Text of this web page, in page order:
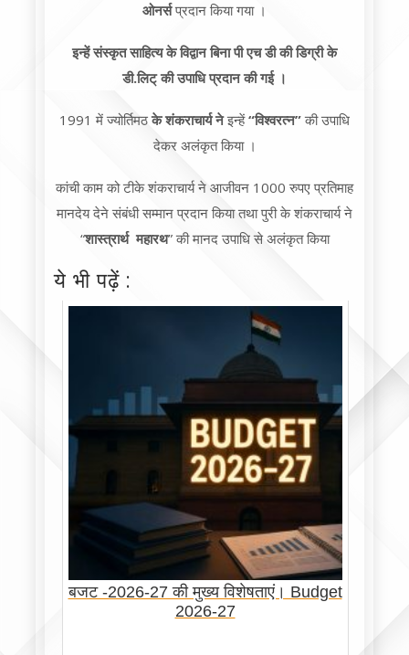
ओनर्सप्रदान किया गया ।
इन्हें संस्कृत साहित्य के विद्वान बिना पी एच डी की डिग्री के
डी.लिट् की उपाधि प्रदान की गई ।
1991 में ज्योर्तिमठके शंकराचार्य नेइन्हें“विश्वरत्न”की उपाधि
देकर अलंकृत किया ।
कांची काम को टीके शंकराचार्य ने आजीवन 1000 रुपए प्रतिमाह
मानदेय देने संबंधी सम्मान प्रदान किया तथा पुरी के शंकराचार्य ने
“शास्त्रार्थ महारथ” की मानद उपाधि से अलंकृत किया
ये भी पढ़ें :
बजट -2026-27 की मुख्य विशेषताएं। Budget
2026-27